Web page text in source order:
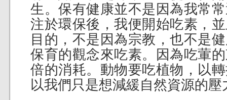
生。保有健康並不是因為我常
注於環保後，我便開始吃素，
目的，不是因為宗教，也不是
保育的觀念來吃素。因為吃葷
倍的消耗。動物要吃植物，以
以我們只是想減緩自然資源的